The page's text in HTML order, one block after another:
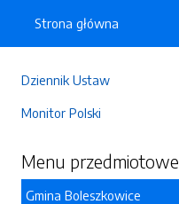
Dziennik Ustaw
Monitor Polski
Menu przedmiotowe
Gmina Boleszkowice
Strona główna